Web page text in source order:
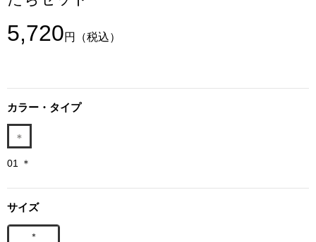
ボトムス
5,720円 （税込）
カラー・タイプ
01 ＊
サイズ
＊